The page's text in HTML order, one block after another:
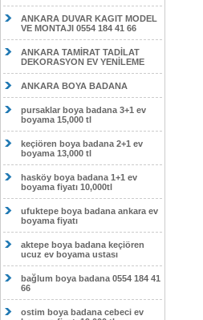
ANKARA DUVAR KAGIT MODEL
VE MONTAJI 0554 184 41 66
ANKARA TAMİRAT TADİLAT
DEKORASYON EV YENİLEME
ANKARA BOYA BADANA
pursaklar boya badana 3+1 ev
boyama 15,000 tl
keçiören boya badana 2+1 ev
boyama 13,000 tl
hasköy boya badana 1+1 ev
boyama fiyatı 10,000tl
ufuktepe boya badana ankara ev
boyama fiyatı
aktepe boya badana keçiören
ucuz ev boyama ustası
bağlum boya badana 0554 184 41
66
ostim boya badana cebeci ev